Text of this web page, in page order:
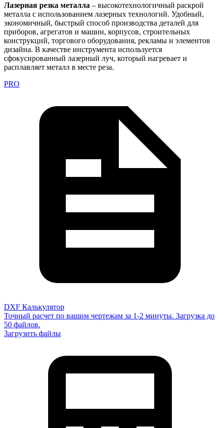
Лазерная резка металла – высокотехнологичный раскрой
металла с использованием лазерных технологий. Удобный,
экономичный, быстрый способ производства деталей для
приборов, агрегатов и машин, корпусов, строительных
конструкций, торгового оборудования, рекламы и элементов
дизайна. В качестве инструмента используется
сфокусированный лазерный луч, который нагревает и
расплавляет металл в месте реза.
PRO
DXF Калькулятор
Точный расчет по вашим чертежам за 1-2 минуты. Загрузка до
50 файлов.
Загрузить файлы